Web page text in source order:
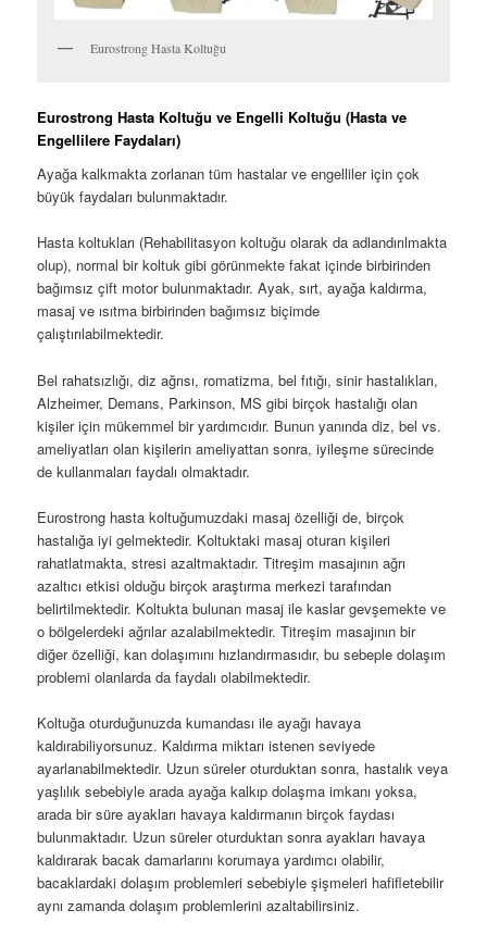
Eurostrong Hasta Koltuğu
Eurostrong Hasta Koltuğu ve Engelli Koltuğu (Hasta ve
Engellilere Faydaları)
Ayağa kalkmakta zorlanan tüm hastalar ve engelliler için çok
büyük faydaları bulunmaktadır.
Hasta koltukları (Rehabilitasyon koltuğu olarak da adlandırılmakta
olup), normal bir koltuk gibi görünmekte fakat içinde birbirinden
bağımsız çift motor bulunmaktadır. Ayak, sırt, ayağa kaldırma,
masaj ve ısıtma birbirinden bağımsız biçimde
çalıştırılabilmektedir.
Bel rahatsızlığı, diz ağrısı, romatizma, bel fıtığı, sinir hastalıkları,
Alzheimer, Demans, Parkinson, MS gibi birçok hastalığı olan
kişiler için mükemmel bir yardımcıdır. Bunun yanında diz, bel vs.
ameliyatları olan kişilerin ameliyattan sonra, iyileşme sürecinde
de kullanmaları faydalı olmaktadır.
Eurostrong hasta koltuğumuzdaki masaj özelliği de, birçok
hastalığa iyi gelmektedir. Koltuktaki masaj oturan kişileri
rahatlatmakta, stresi azaltmaktadır. Titreşim masajının ağrı
azaltıcı etkisi olduğu birçok araştırma merkezi tarafından
belirtilmektedir. Koltukta bulunan masaj ile kaslar gevşemekte ve
o bölgelerdeki ağrılar azalabilmektedir. Titreşim masajının bir
diğer özelliği, kan dolaşımını hızlandırmasıdır, bu sebeple dolaşım
problemi olanlarda da faydalı olabilmektedir.
Koltuğa oturduğunuzda kumandası ile ayağı havaya
kaldırabiliyorsunuz. Kaldırma miktarı istenen seviyede
ayarlanabilmektedir. Uzun süreler oturduktan sonra, hastalık veya
yaşlılık sebebiyle arada ayağa kalkıp dolaşma imkanı yoksa,
arada bir süre ayakları havaya kaldırmanın birçok faydası
bulunmaktadır. Uzun süreler oturduktan sonra ayakları havaya
kaldırarak bacak damarlarını korumaya yardımcı olabilir,
bacaklardaki dolaşım problemleri sebebiyle şişmeleri hafifletebilir
aynı zamanda dolaşım problemlerini azaltabilirsiniz.